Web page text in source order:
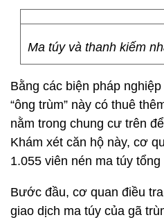
Ma túy và thanh kiếm
Bằng các biện pháp
“ông trùm” này có thuê
nằm trong chung cư trên
Khám xét căn hộ này, cơ
1.055 viên nén ma túy
Bước đầu, cơ quan điều
giao dịch ma túy của gã